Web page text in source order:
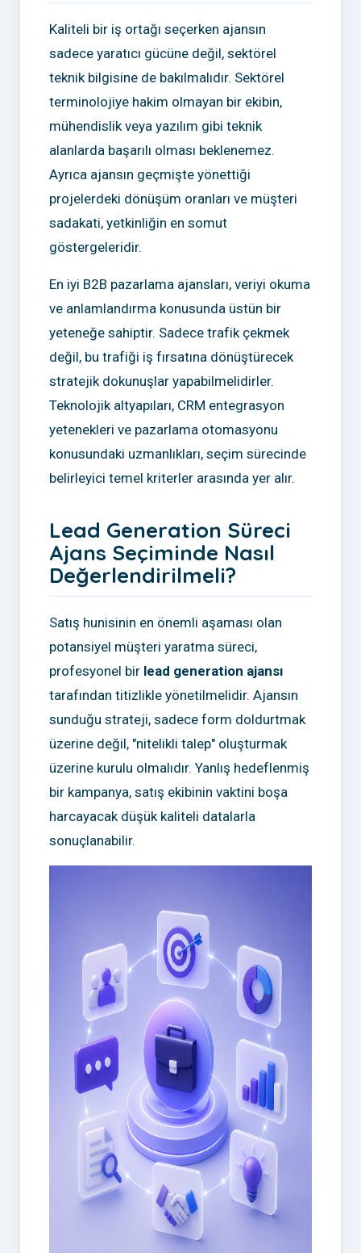
Kaliteli bir iş ortağı seçerken ajansın
sadece yaratıcı gücüne değil, sektörel
teknik bilgisine de bakılmalıdır. Sektörel
terminolojiye hakim olmayan bir ekibin,
mühendislik veya yazılım gibi teknik
alanlarda başarılı olması beklenemez.
Ayrıca ajansın geçmişte yönettiği
projelerdeki dönüşüm oranları ve müşteri
sadakati, yetkinliğin en somut
göstergeleridir.
En iyi B2B pazarlama ajansları, veriyi okuma
ve anlamlandırma konusunda üstün bir
yeteneğe sahiptir. Sadece trafik çekmek
değil, bu trafiği iş fırsatına dönüştürecek
stratejik dokunuşlar yapabilmelidirler.
Teknolojik altyapıları, CRM entegrasyon
yetenekleri ve pazarlama otomasyonu
konusundaki uzmanlıkları, seçim sürecinde
belirleyici temel kriterler arasında yer alır.
Lead Generation Süreci
Ajans Seçiminde Nasıl
Değerlendirilmeli?
Satış hunisinin en önemli aşaması olan
potansiyel müşteri yaratma süreci,
profesyonel bir lead generation ajansı
tarafından titizlikle yönetilmelidir. Ajansın
sunduğu strateji, sadece form doldurtmak
üzerine değil, "nitelikli talep" oluşturmak
üzerine kurulu olmalıdır. Yanlış hedeflenmiş
bir kampanya, satış ekibinin vaktini boşa
harcayacak düşük kaliteli datalarla
sonuçlanabilir.